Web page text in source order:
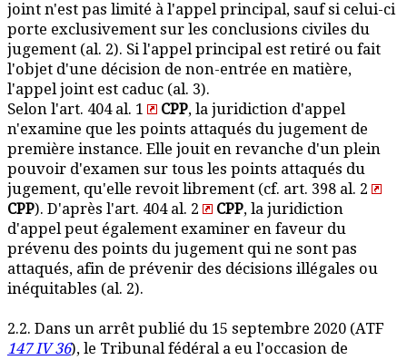
joint n'est pas limité à l'appel principal, sauf si celui-ci
porte exclusivement sur les conclusions civiles du
jugement (al. 2). Si l'appel principal est retiré ou fait
l'objet d'une décision de non-entrée en matière,
l'appel joint est caduc (al. 3).
Selon l'art. 404 al. 1
CPP, la juridiction d'appel
n'examine que les points attaqués du jugement de
première instance. Elle jouit en revanche d'un plein
pouvoir d'examen sur tous les points attaqués du
jugement, qu'elle revoit librement (cf. art. 398 al. 2
CPP). D'après l'art. 404 al. 2 CPP, la juridiction
d'appel peut également examiner en faveur du
prévenu des points du jugement qui ne sont pas
attaqués, afin de prévenir des décisions illégales ou
inéquitables (al. 2).
2.2. Dans un arrêt publié du 15 septembre 2020 (ATF
147 IV 36), le Tribunal fédéral a eu l'occasion de